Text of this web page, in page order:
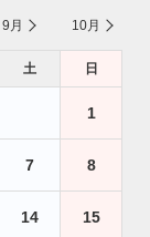
9月 10月
土 日
1
7 8
14 15